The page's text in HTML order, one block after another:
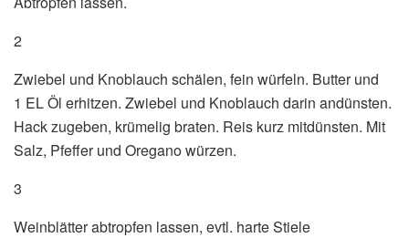
2
Zwiebel und Knoblauch schälen, fein würfeln. Butter und
1 EL Öl erhitzen. Zwiebel und Knoblauch darin andünsten.
Hack zugeben, krümelig braten. Reis kurz mitdünsten. Mit
Salz, Pfeffer und Oregano würzen.
3
Weinblätter abtropfen lassen, evtl. harte Stiele